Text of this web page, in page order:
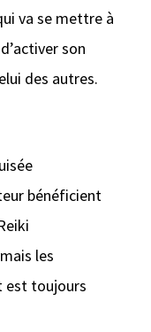
va se mettre à
son
des autres.
bénéficient
les
est toujours